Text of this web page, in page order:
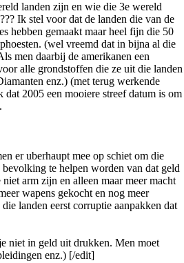
landen zijn en wie die 3e wereld
Ik stel voor dat de landen die van de
hebben gemaakt maar heel fijn die 50
(wel vreemd dat in bijna al die
men daarbij de amerikanen een
alle grondstoffen die ze uit die landen
enz.) (met terug werkende
2005 een mooiere streef datum is om
er uberhaupt mee op schiet om die
te helpen worden van dat geld
arm zijn en alleen maar meer macht
wapens gekocht en nog meer
landen eerst corruptie aanpakken dat
niet in geld uit drukken. Men moet
enz.) [/edit]